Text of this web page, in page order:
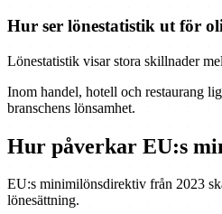
Hur ser lönestatistik ut för
Lönestatistik visar stora skillnader
Inom handel, hotell och restaurang
branschens lönsamhet.
Hur påverkar EU:s
EU:s minimilönsdirektiv från 2023
lönesättning.